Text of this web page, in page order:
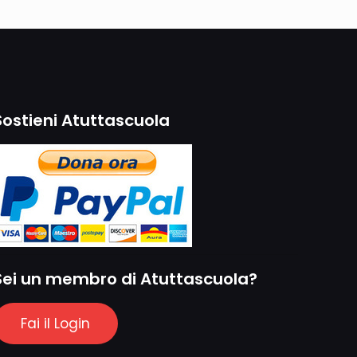
Atuttascuola
un membro di Atuttascuola?
Fai il Login